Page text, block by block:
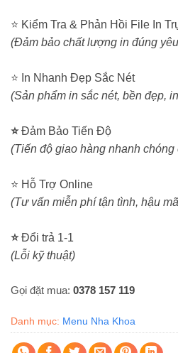
⭐ Kiểm Tra & Phản Hồi File In
(Đảm bảo chất lượng in đúng
⭐ In Nhanh Đẹp Sắc Nét
(Sản phẩm in sắc nét, bền đẹp,
⭐Đảm Bảo Tiến Độ
(Tiến độ giao hàng nhanh chóng
⭐ Hỗ Trợ Online
(Tư vấn miễn phí tận tình, hậu
⭐Đổi trả 1-1
(Lỗi kỹ thuật)
Gọi đặt mua: 0378 157 119
Danh mục: Menu Nha Khoa